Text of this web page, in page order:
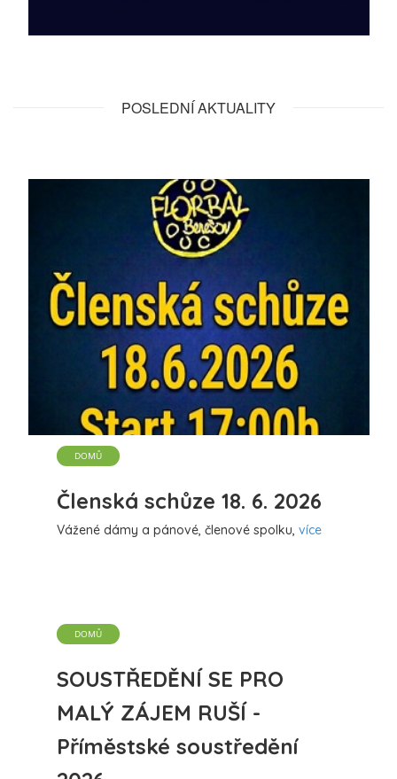
POSLEDNÍ AKTUALITY
Členská schůze 18. 6. 2026
Vážené dámy a pánové, členové spolku, více
DOMŮ
SOUSTŘEDĚNÍ SE PRO
MALÝ ZÁJEM RUŠÍ -
Příměstské soustředění
DOMŮ